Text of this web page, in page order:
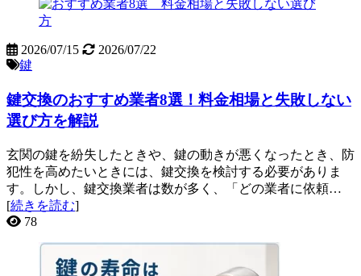
2026/07/15
2026/07/22
鍵
鍵交換のおすすめ業者8選！料金相場と失敗しない
選び方を解説
玄関の鍵を紛失したときや、鍵の動きが悪くなったとき、防
犯性を高めたいときには、鍵交換を検討する必要がありま
す。しかし、鍵交換業者は数が多く、「どの業者に依頼…
[続きを読む]
78